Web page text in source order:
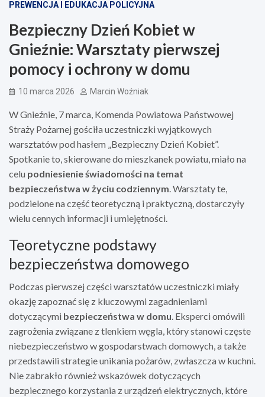
PREWENCJA I EDUKACJA POLICYJNA
Bezpieczny Dzień Kobiet w
Gnieźnie: Warsztaty pierwszej
pomocy i ochrony w domu
10 marca 2026 Marcin Woźniak
W Gnieźnie, 7 marca, Komenda Powiatowa Państwowej
Straży Pożarnej gościła uczestniczki wyjątkowych
warsztatów pod hasłem „Bezpieczny Dzień Kobiet”.
Spotkanie to, skierowane do mieszkanek powiatu, miało na
celu podniesienie świadomości na temat
bezpieczeństwa w życiu codziennym. Warsztaty te,
podzielone na część teoretyczną i praktyczną, dostarczyły
wielu cennych informacji i umiejętności.
Teoretyczne podstawy
bezpieczeństwa domowego
Podczas pierwszej części warsztatów uczestniczki miały
okazję zapoznać się z kluczowymi zagadnieniami
dotyczącymi bezpieczeństwa w domu. Eksperci omówili
zagrożenia związane z tlenkiem węgla, który stanowi częste
niebezpieczeństwo w gospodarstwach domowych, a także
przedstawili strategie unikania pożarów, zwłaszcza w kuchni.
Nie zabrakło również wskazówek dotyczących
bezpiecznego korzystania z urządzeń elektrycznych, które